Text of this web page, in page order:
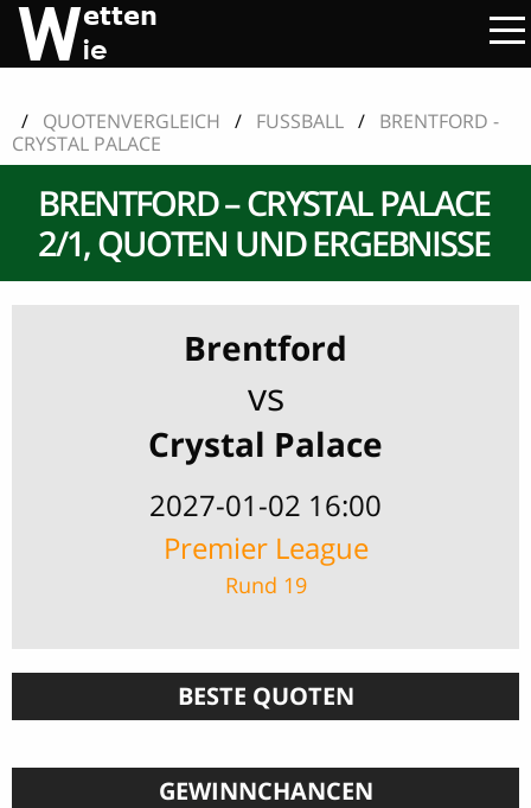
/ QUOTENVERGLEICH / FUSSBALL / BRENTFORD -
CRYSTAL PALACE
BRENTFORD – CRYSTAL PALACE
2/1, QUOTEN UND ERGEBNISSE
Brentford
vs
Crystal Palace
2027-01-02 16:00
Premier League
Rund 19
BESTE QUOTEN
GEWINNCHANCEN